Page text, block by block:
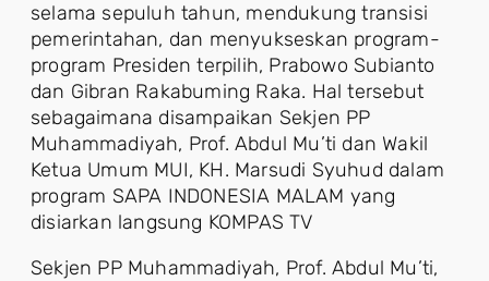
selama sepuluh tahun, mendukung transisi
pemerintahan, dan menyukseskan program-
program Presiden terpilih, Prabowo Subianto
dan Gibran Rakabuming Raka. Hal tersebut
sebagaimana disampaikan Sekjen PP
Muhammadiyah, Prof. Abdul Mu’ti dan Wakil
Ketua Umum MUI, KH. Marsudi Syuhud dalam
program SAPA INDONESIA MALAM yang
disiarkan langsung KOMPAS TV
Sekjen PP Muhammadiyah, Prof. Abdul Mu’ti,